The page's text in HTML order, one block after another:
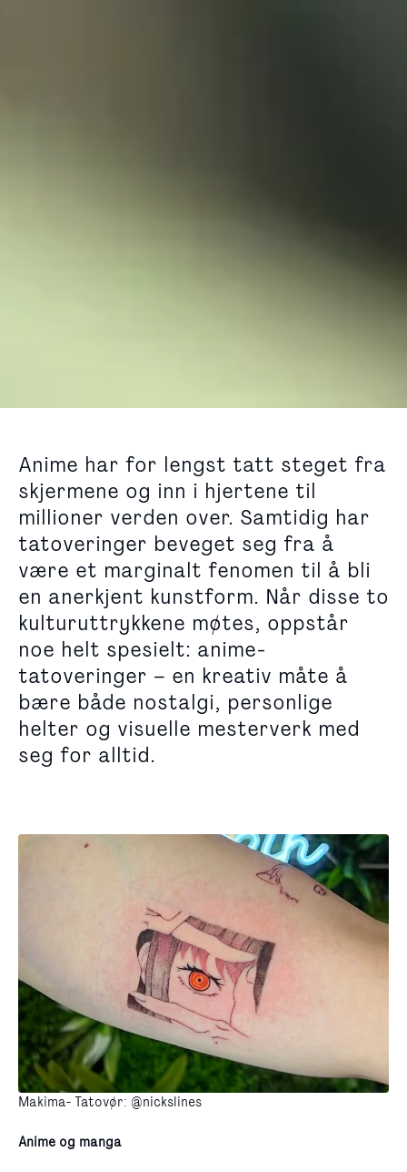
Anime har for lengst tatt steget fra
skjermene og inn i hjertene til
millioner verden over. Samtidig har
tatoveringer beveget seg fra å
være et marginalt fenomen til å bli
en anerkjent kunstform. Når disse to
kulturuttrykkene møtes, oppstår
noe helt spesielt: anime-
tatoveringer – en kreativ måte å
bære både nostalgi, personlige
helter og visuelle mesterverk med
seg for alltid.
Makima- Tatovør: @nickslines
Anime og manga